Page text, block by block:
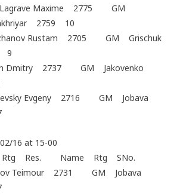
Maxime 2775 GM
2759 10
Rustam 2705 GM Grischuk
9
Dmitry 2737 GM Jakovenko
Evgeny 2716 GM Jobava
16 at 15-00
Res. Name Rtg SNo.
Teimour 2731 GM Jobava